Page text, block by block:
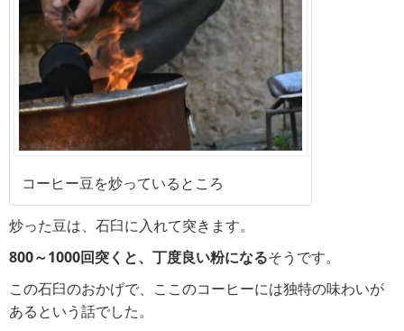
コーヒー豆を炒っているところ
炒った豆は、石臼に入れて突きます。
800～1000回突くと、丁度良い粉になるそうです。
この石臼のおかげで、ここのコーヒーには独特の味わいが
あるという話でした。